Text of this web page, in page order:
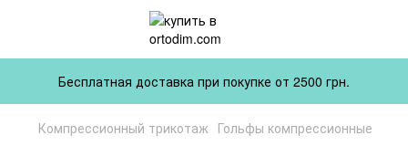
Бесплатная доставка при покупке от 2500 грн.
Компрессионный трикотаж Гольфы компрессионные